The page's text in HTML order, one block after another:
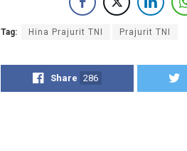
Tag: Hina Prajurit TNI Prajurit TNI
Share 286